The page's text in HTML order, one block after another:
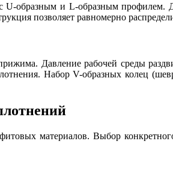
образным и L-образным
позволяет равномерно
Давление рабочей среды
Набор V-образных колец
материалов. Выбор